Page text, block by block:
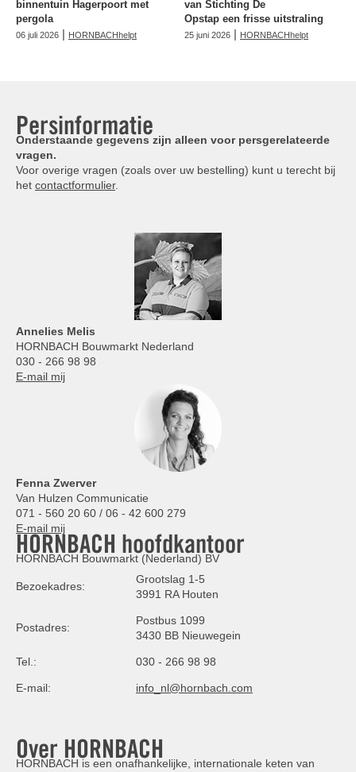
binnentuin Hagerpoort met
pergola
06 juli 2026 | HORNBACHhelpt
van Stichting De
Opstap een frisse uitstraling
25 juni 2026 | HORNBACHhelpt
Persinformatie
Onderstaande gegevens zijn alleen voor persgerelateerde
vragen.
Voor overige vragen (zoals over uw bestelling) kunt u terecht bij
het contactformulier.
Annelies Melis
HORNBACH Bouwmarkt Nederland
030 - 266 98 98
E-mail mij
Fenna Zwerver
Van Hulzen Communicatie
071 - 560 20 60 / 06 - 42 600 279
E-mail mij
HORNBACH hoofdkantoor
HORNBACH Bouwmarkt (Nederland) BV
Bezoekadres:
Grootslag 1-5
3991 RA Houten
Postadres:
Postbus 1099
3430 BB Nieuwegein
Tel.: 030 - 266 98 98
E-mail: info_nl@hornbach.com
Over HORNBACH
HORNBACH is een onafhankelijke, internationale keten van